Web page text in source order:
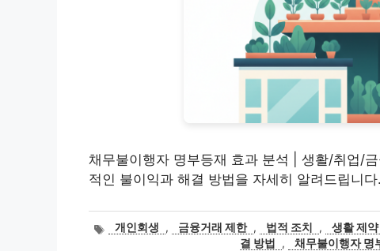
채무불이행자 명부등재 효과 분석 | 생활/취업/
적인 불이익과 해결 방법을 자세히 알려드립니다.
태개인회생 , 금융거래 제한 , 법적 조치 , 생활 제약
결 방법
, 채무불이행자 명